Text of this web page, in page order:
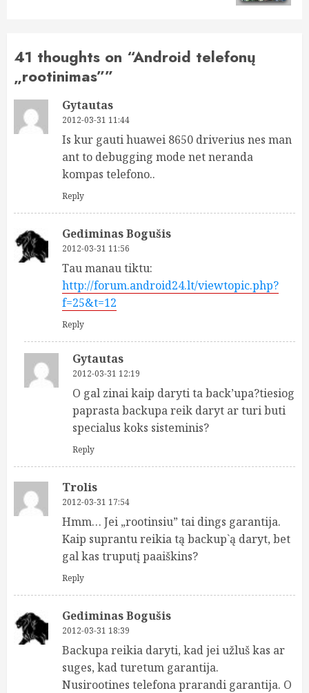
41 thoughts on “Android telefonų
„rootinimas””
Gytautas
2012-03-31 11:44
Is kur gauti huawei 8650 driverius nes man
ant to debugging mode net neranda
kompas telefono..
Reply
Gediminas Bogušis
2012-03-31 11:56
Tau manau tiktu:
http://forum.android24.lt/viewtopic.php?
f=25&t=12
Reply
Gytautas
2012-03-31 12:19
O gal zinai kaip daryti ta back’upa?tiesiog
paprasta backupa reik daryt ar turi buti
specialus koks sisteminis?
Reply
Trolis
2012-03-31 17:54
Hmm… Jei „rootinsiu” tai dings garantija.
Kaip suprantu reikia tą backup`ą daryt, bet
gal kas truputį paaiškins?
Reply
Gediminas Bogušis
2012-03-31 18:39
Backupa reikia daryti, kad jei užluš kas ar
suges, kad turetum garantija.
Nusirootines telefona prarandi garantija. O